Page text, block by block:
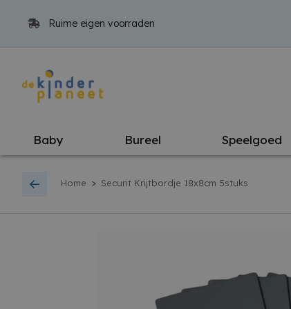
Ruime eigen voorraden
Baby Bureel Speelgoed
Home > Securit Krijtbordje 18x8cm 5stuks